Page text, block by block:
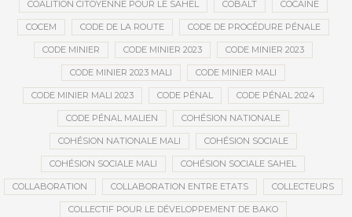
COALITION CITOYENNE POUR LE SAHEL COBALT COCAÏNE
COCEM CODE DE LA ROUTE CODE DE PROCÉDURE PÉNALE
CODE MINIER CODE MINIER 2023 CODE MINIER 2023
CODE MINIER 2023 MALI CODE MINIER MALI
CODE MINIER MALI 2023 CODE PÉNAL CODE PÉNAL 2024
CODE PÉNAL MALIEN COHÉSION NATIONALE
COHÉSION NATIONALE MALI COHÉSION SOCIALE
COHÉSION SOCIALE MALI COHÉSION SOCIALE SAHEL
COLLABORATION COLLABORATION ENTRE ETATS COLLECTEURS
COLLECTIF POUR LE DÉVELOPPEMENT DE BAKO